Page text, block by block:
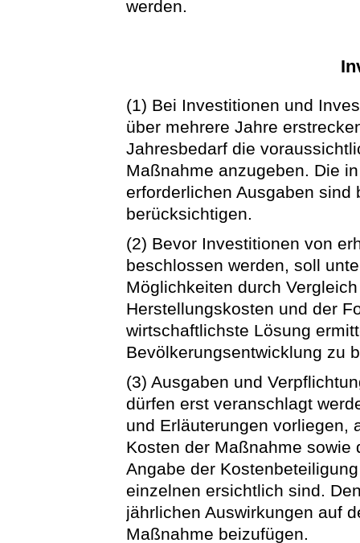
werden.
(1) Bei Investitionen und
über mehrere Jahre
Jahresbedarf die
Maßnahme anzugeben. Die
erforderlichen Ausgaben sind
berücksichtigen.
(2) Bevor Investitionen von
beschlossen werden, soll
Möglichkeiten durch
Herstellungskosten und der
wirtschaftlichste Lösung
Bevölkerungsentwicklung zu
(3) Ausgaben und
dürfen erst veranschlagt
und Erläuterungen vorliegen,
Kosten der Maßnahme
Angabe der
einzelnen ersichtlich sind.
jährlichen Auswirkungen auf
Maßnahme beizufügen.